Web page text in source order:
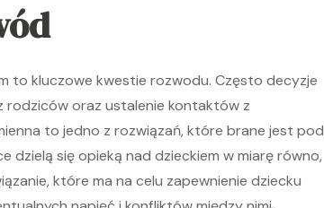
to kluczowe kwestie rozwodu. Często decyzje
rodziców oraz ustalenie kontaktów z
to jedno z rozwiązań, które brane jest pod
dzielą się opieką nad dzieckiem w miarę równo,
które ma na celu zapewnienie dziecku